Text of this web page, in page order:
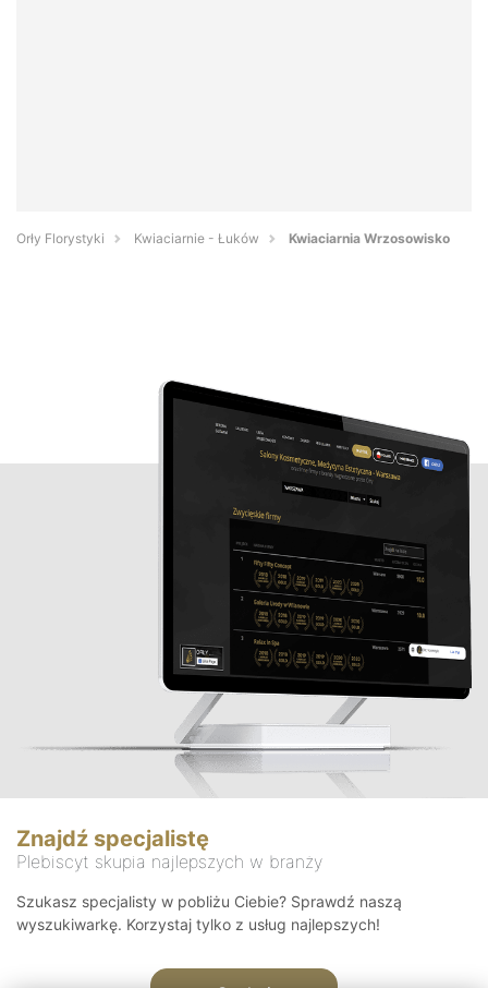
Orły Florystyki Kwiaciarnie - Łuków Kwiaciarnia Wrzosowisko
Znajdź specjalistę
Plebiscyt skupia najlepszych w branży
Szukasz specjalisty w pobliżu Ciebie? Sprawdź naszą
wyszukiwarkę. Korzystaj tylko z usług najlepszych!